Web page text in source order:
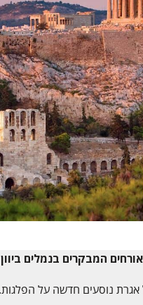
המבקרים בנמלים ביוון